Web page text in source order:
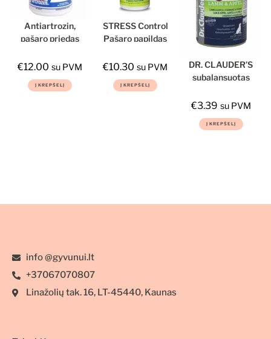
Antiartrozin,
pašaro priedas
katėms, 80 tab.
€12.00 su PVM
Į KREPŠELĮ
STRESS Control
Pašaro papildas
€10.30 su PVM
Į KREPŠELĮ
DR. CLAUDER’S
subalansuotas
maistas šunims
obuoliais
€3.39 su PVM
Į KREPŠELĮ
info @gyvunui.lt
+37067070807
Linažolių tak. 16, LT-45440, Kaunas